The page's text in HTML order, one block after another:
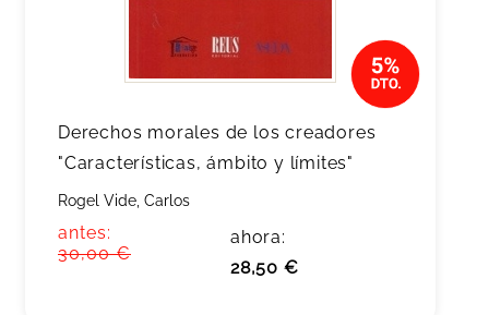
Derechos morales de los creadores
"Características, ámbito y límites"
Rogel Vide, Carlos
antes:
30,00 €
ahora:
28,50 €